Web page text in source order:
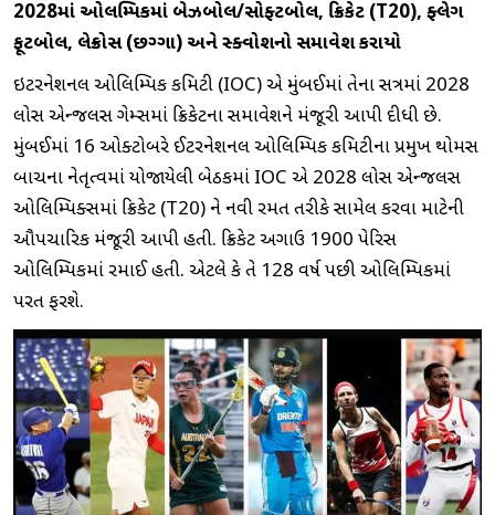
2028માં ઓલિમ્પિકમાં બેઝબોલ/સોફ્ટબોલ, ક્રિકેટ (T20), ફ્લેગ
ફૂટબોલ, લેક્રોસ (છગ્ગા) અને સ્ક્વોશનો સમાવેશ કરાયો
ઇન્ટરનેશનલ ઓલિમ્પિક કમિટી (IOC) એ મુંબઈમાં તેના સત્રમાં 2028
લોસ એન્જલસ ગેમ્સમાં ક્રિકેટના સમાવેશને મંજૂરી આપી દીધી છે.
મુંબઈમાં 16 ઓક્ટોબરે ઈન્ટરનેશનલ ઓલિમ્પિક કમિટીના પ્રમુખ થોમસ
બાચના નેતૃત્વમાં યોજાયેલી બેઠકમાં IOC એ 2028 લોસ એન્જલસ
ઓલિમ્પિક્સમાં ક્રિકેટ (T20) ને નવી રમત તરીકે સામેલ કરવા માટેની
ઔપચારિક મંજૂરી આપી હતી. ક્રિકેટ અગાઉ 1900 પેરિસ
ઓલિમ્પિકમાં રમાઈ હતી. એટલે કે તે 128 વર્ષ પછી ઓલિમ્પિકમાં
પરત ફરશે.